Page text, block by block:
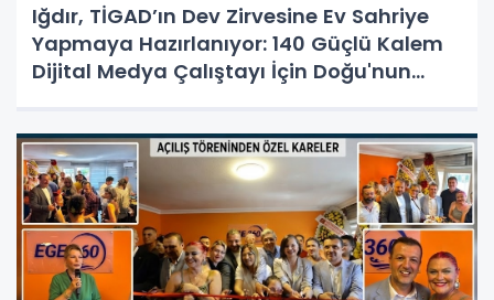
Iğdır, TİGAD’ın Dev Zirvesine Ev Sahriye
Yapmaya Hazırlanıyor: 140 Güçlü Kalem
Dijital Medya Çalıştayı İçin Doğu'nun